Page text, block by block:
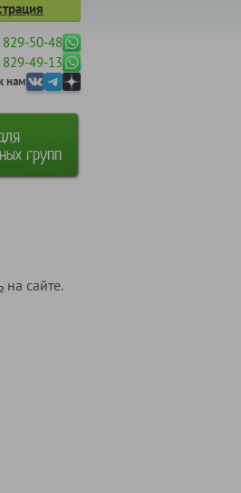
50-48
49-13
нам
групп
на сайте.